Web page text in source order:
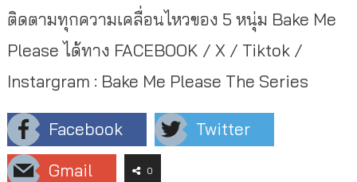
ติดตามทุกความเคลื่อนไหวของ 5 หนุ่ม Bake Me
Please ได้ทาง FACEBOOK / X / Tiktok /
Instargram : Bake Me Please The Series
Facebook
Twitter
Gmail
0